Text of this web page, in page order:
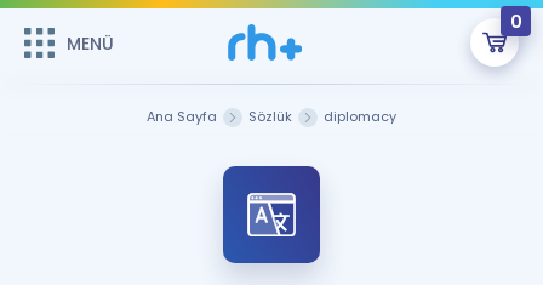
MENÜ
0
Sepetin Şu An Boş.
Remzi Hoca ile seni sınava hazırlayacak onlarca eğitim seni
bekliyor!
MENÜ
Ana Sayfa Sözlük diplomacy